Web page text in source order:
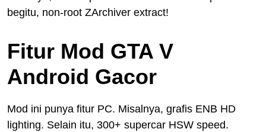
begitu, non-root ZArchiver extract!
Fitur Mod GTA V
Android Gacor
Mod ini punya fitur PC. Misalnya, grafis ENB HD
lighting. Selain itu, 300+ supercar HSW speed.